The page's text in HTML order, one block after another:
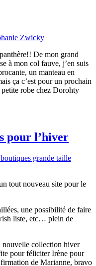
Zwicky
De mon grand
à mon col fauve, j’en suis
un manteau en
ça c’est pour un prochain
robe chez Dorohty
pour l’hiver
grande taille
tout nouveau site pour le
une possibilité de faire
liste, etc… plein de
nouvelle collection hiver
pour féliciter Irène pour
de Marianne, bravo